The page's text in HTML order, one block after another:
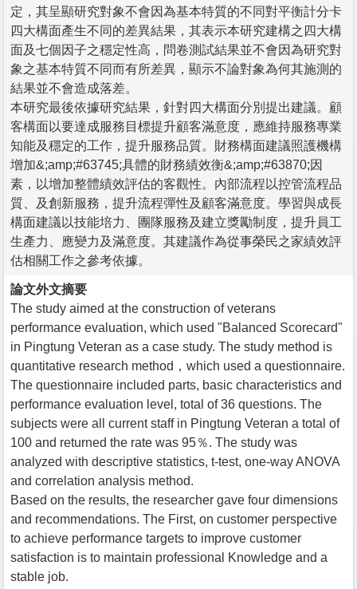
定，其呈顯研究對象不會因為基本特質的不同對平衡計分卡
四大構面產生不同的差異結果，其表示本研究建構之四大構
面及七個因子之穩定性高，問卷測試結果並不會因為研究對
象之基本特質不同而有所差異，顯示不論對象為何其施測的
結果並不會造成落差。
本研究最後依據研究結果，針對四大構面分別提出建議。顧
客構面以要達成服務目標提升顧客滿意度，應維持服務專業
知能及穩定的工作，提升服務品質。財務構面建議照護機構
增加&;amp;#63745;具體的財務績效衡&;amp;#63870;因
素，以增加整體績效評估的客觀性。內部流程以控管流程品
質、及創新服務，提升流程彈性及顧客滿意度。學習與成長
構面建議以技能培力、團隊服務及建立獎勵制度，提升員工
生產力、應變力及滿意度。其建議作為從事榮民之家績效評
估相關工作之參考依據。
論文外文摘要
The study aimed at the construction of veterans
performance evaluation, which used "Balanced Scorecard"
in Pingtung Veteran as a case study. The study method is
quantitative research method，which used a questionnaire.
The questionnaire included parts, basic characteristics and
performance evaluation level, total of 36 questions. The
subjects were all current staff in Pingtung Veteran a total of
100 and returned the rate was 95％. The study was
analyzed with descriptive statistics, t-test, one-way ANOVA
and correlation analysis method.
Based on the results, the researcher gave four dimensions
and recommendations. The First, on customer perspective
to achieve performance targets to improve customer
satisfaction is to maintain professional Knowledge and a
stable job.